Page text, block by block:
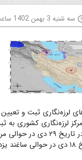
سه شنبه 3 بهمن 1402 ساعت 10:36